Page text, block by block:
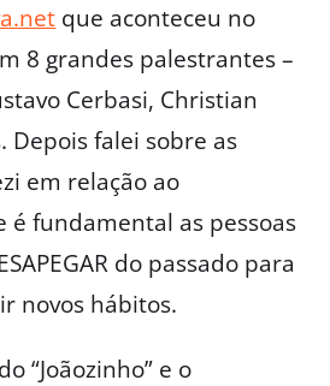
que aconteceu no
8 grandes palestrantes –
Cerbasi, Christian
Depois falei sobre as
em relação ao
é fundamental as pessoas
do passado para
novos hábitos.
“Joãozinho” e o